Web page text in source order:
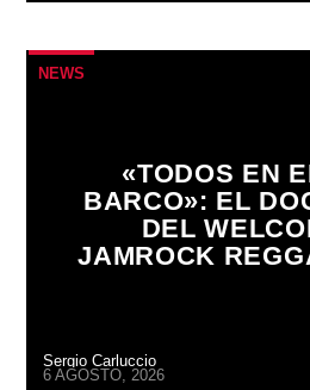
NEWS
«TODOS EN
BARCO»: EL
DEL
JAMROCK
Sergio Carluccio
6 AGOSTO, 2026